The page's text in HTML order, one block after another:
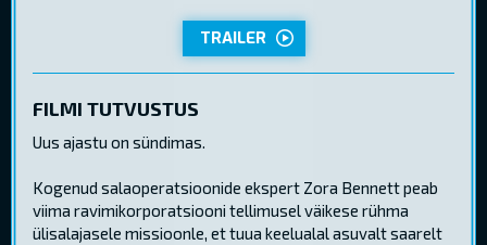
TRAILER
FILMI TUTVUSTUS
Uus ajastu on sündimas.
Kogenud salaoperatsioonide ekspert Zora Bennett peab
viima ravimikorporatsiooni tellimusel väikese rühma
ülisalajasele missioonle, et tuua keelualal asuvalt saarelt